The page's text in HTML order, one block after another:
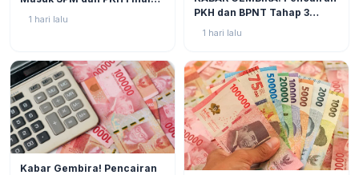
Closing, Kapan Uang Bansos
1 hari lalu
PKH dan BPNT Tahap 3
Tahun 2026 Kian Mendekat!
1 hari lalu
Kabar Gembira! Pencairan